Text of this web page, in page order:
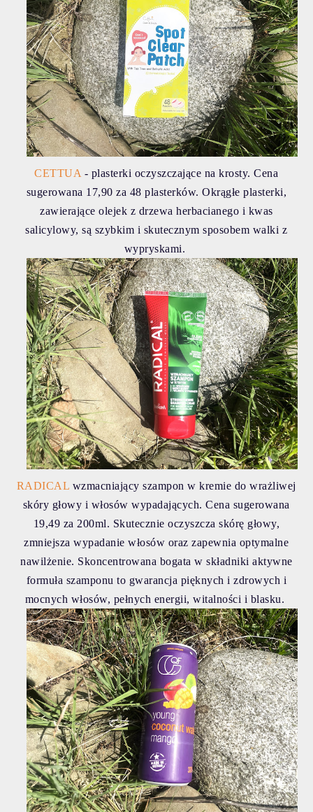
CETTUA - plasterki oczyszczające na krosty. Cena
sugerowana 17,90 za 48 plasterków. Okrągłe plasterki,
zawierające olejek z drzewa herbacianego i kwas
salicylowy, są szybkim i skutecznym sposobem walki z
wypryskami.
RADICAL wzmacniający szampon w kremie do wrażliwej
skóry głowy i włosów wypadających. Cena sugerowana
19,49 za 200ml. Skutecznie oczyszcza skórę głowy,
zmniejsza wypadanie włosów oraz zapewnia optymalne
nawilżenie. Skoncentrowana bogata w składniki aktywne
formuła szamponu to gwarancja pięknych i zdrowych i
mocnych włosów, pełnych energii, witalności i blasku.